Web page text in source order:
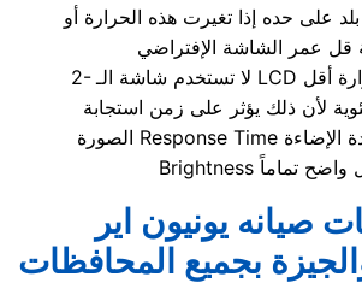
على حده إذا تغيرت هذه الحرارة أو
2- لا تستخدم شاشة الـ LCD أبداً في درجة حرارة أقل
مئوية لأن ذلك يؤثر على زمن استجابة
الصورة Response Time كما يقلل من شدة الإضاءة
صيانه يونيون اير
بجميع المحافظات